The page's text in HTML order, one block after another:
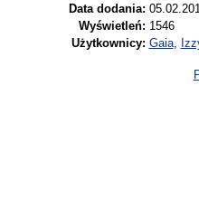
Data dodania:
Wyświetleń: 1546
Użytkownicy: Gaia,